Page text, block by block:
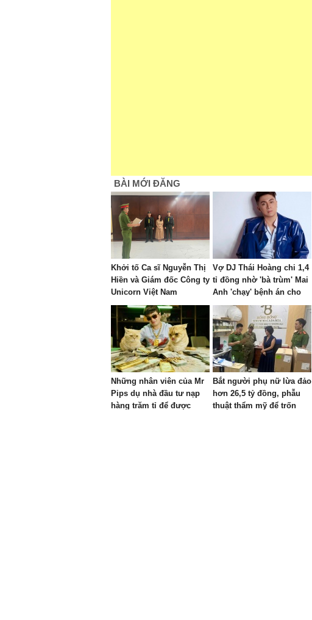
BÀI MỚI ĐĂNG
Khởi tố Ca sĩ Nguyễn Thị
Hiền và Giám đốc Công ty
Unicorn Việt Nam
Vợ DJ Thái Hoàng chi 1,4
tỉ đồng nhờ 'bà trùm' Mai
Anh 'chạy' bệnh án cho
chồng
Những nhân viên của Mr
Pips dụ nhà đầu tư nạp
hàng trăm tỉ để được
Bắt người phụ nữ lừa đảo
hơn 26,5 tỷ đồng, phẫu
thuật thẩm mỹ để trốn